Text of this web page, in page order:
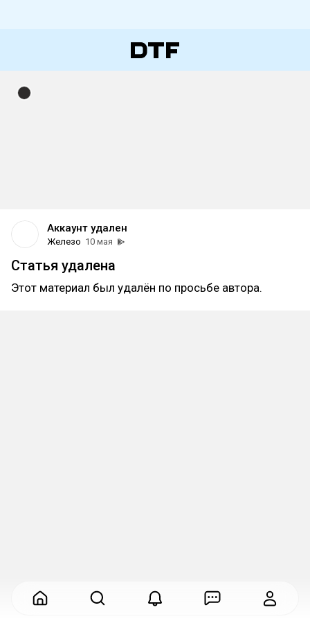
Аккаунт удален
Железо 10 мая
Статья удалена
Этот материал был удалён по просьбе автора.